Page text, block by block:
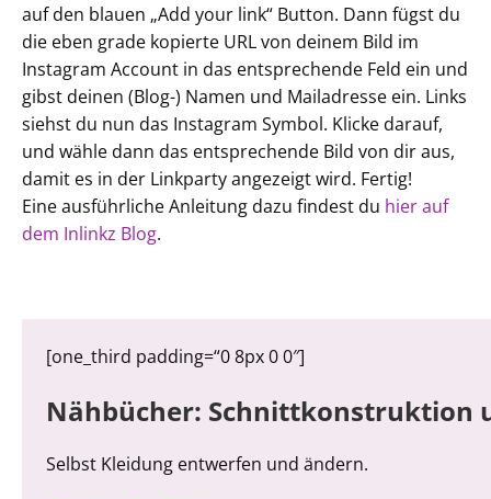
auf den blauen „Add your link“ Button. Dann fügst du
die eben grade kopierte URL von deinem Bild im
Instagram Account in das entsprechende Feld ein und
gibst deinen (Blog-) Namen und Mailadresse ein. Links
siehst du nun das Instagram Symbol. Klicke darauf,
und wähle dann das entsprechende Bild von dir aus,
damit es in der Linkparty angezeigt wird. Fertig!
Eine ausführliche Anleitung dazu findest du hier auf
dem Inlinkz Blog.
[one_third padding=“0 8px 0 0″]
Nähbücher: Schnittkonstruktion
Selbst Kleidung entwerfen und ändern.